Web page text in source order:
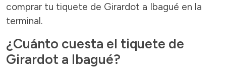
comprar tu tiquete de Girardot a Ibagué en la
terminal.
¿Cuánto cuesta el tiquete de
Girardot a Ibagué?